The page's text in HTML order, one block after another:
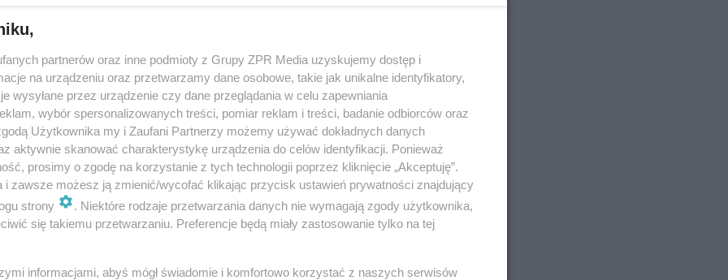
partnerów oraz inne podmioty z Grupy ZPR Media uzyskujemy dostęp i
na urządzeniu oraz przetwarzamy dane osobowe, takie jak unikalne identyfikatory,
wysyłane przez urządzenie czy dane przeglądania w celu zapewniania
wybór spersonalizowanych treści, pomiar reklam i treści, badanie odbiorców oraz
Użytkownika my i Zaufani Partnerzy możemy używać dokładnych danych
aktywnie skanować charakterystykę urządzenia do celów identyfikacji. Ponieważ
prosimy o zgodę na korzystanie z tych technologii poprzez kliknięcie „Akceptuję”.
i zawsze możesz ją zmienić/wycofać klikając przycisk ustawień prywatności znajdujący
strony
. Niektóre rodzaje przetwarzania danych nie wymagają zgody użytkownika,
się takiemu przetwarzaniu. Preferencje będą miały zastosowanie tylko na tej
informacjami, abyś mógł świadomie i komfortowo korzystać z naszych serwisów